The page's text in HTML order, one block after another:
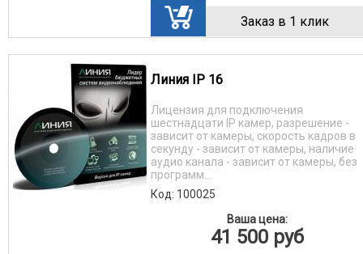
Заказ в 1 клик
Линия IP 16
Лицензия для подключения
шестнадцати IP камер, разрешение -
зависит от камеры, скорость кадров в
секунду - зависит от камеры, наличие
аудио канала - зависит от камеры, без
программ...
Код: 100025
Ваша цена:
41 500 руб